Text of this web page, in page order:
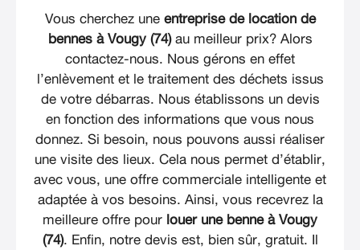
Vous cherchez une entreprise de location de
bennes à Vougy (74)au meilleur prix? Alors
contactez-nous. Nous gérons en effet
l’enlèvement et le traitement des déchets issus
de votre débarras. Nous établissons un devis
en fonction des informations que vous nous
donnez. Si besoin, nous pouvons aussi réaliser
une visite des lieux. Cela nous permet d’établir,
avec vous, une offre commerciale intelligente et
adaptée à vos besoins. Ainsi, vous recevrez la
meilleure offre pour louer une benne à Vougy
(74). Enfin, notre devis est, bien sûr, gratuit. Il